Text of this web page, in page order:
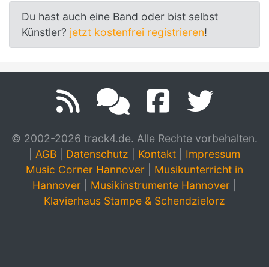
Du hast auch eine Band oder bist selbst
Künstler? jetzt kostenfrei registrieren!
© 2002-2026 track4.de. Alle Rechte vorbehalten.
AGB Datenschutz Kontakt
Impressum
Music Corner Hannover
Musikunterricht in
Hannover
Musikinstrumente Hannover
Klavierhaus Stampe & Schendzielorz